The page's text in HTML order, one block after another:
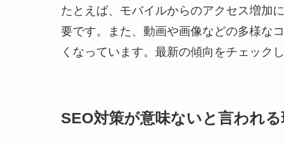
たとえば、モバイルからのアクセス増加
要です。また、動画や画像などの多様な
くなっています。最新の傾向をチェック
SEO対策が意味ないと言われ